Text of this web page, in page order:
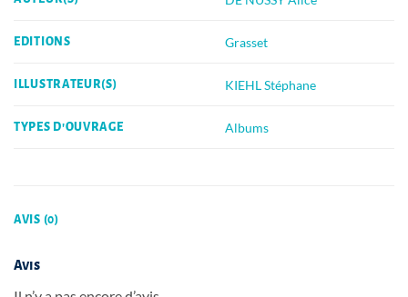
EDITIONS Grasset
ILLUSTRATEUR(S) KIEHL Stéphane
TYPES D'OUVRAGE Albums
AVIS (0)
Avis